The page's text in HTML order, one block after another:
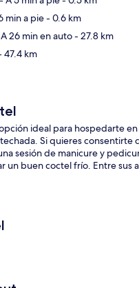
min a pie- 0.6 km
26 min en auto- 27.8 km
47.4 km
ideal para hospedarte
Si quieres
sesión de manicure y
buen coctel frío. Entre sus